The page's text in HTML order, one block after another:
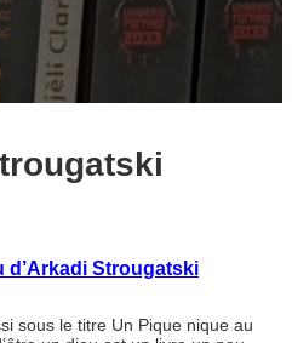
d’Arkadi Strougatski
sous le titre Un Pique nique au